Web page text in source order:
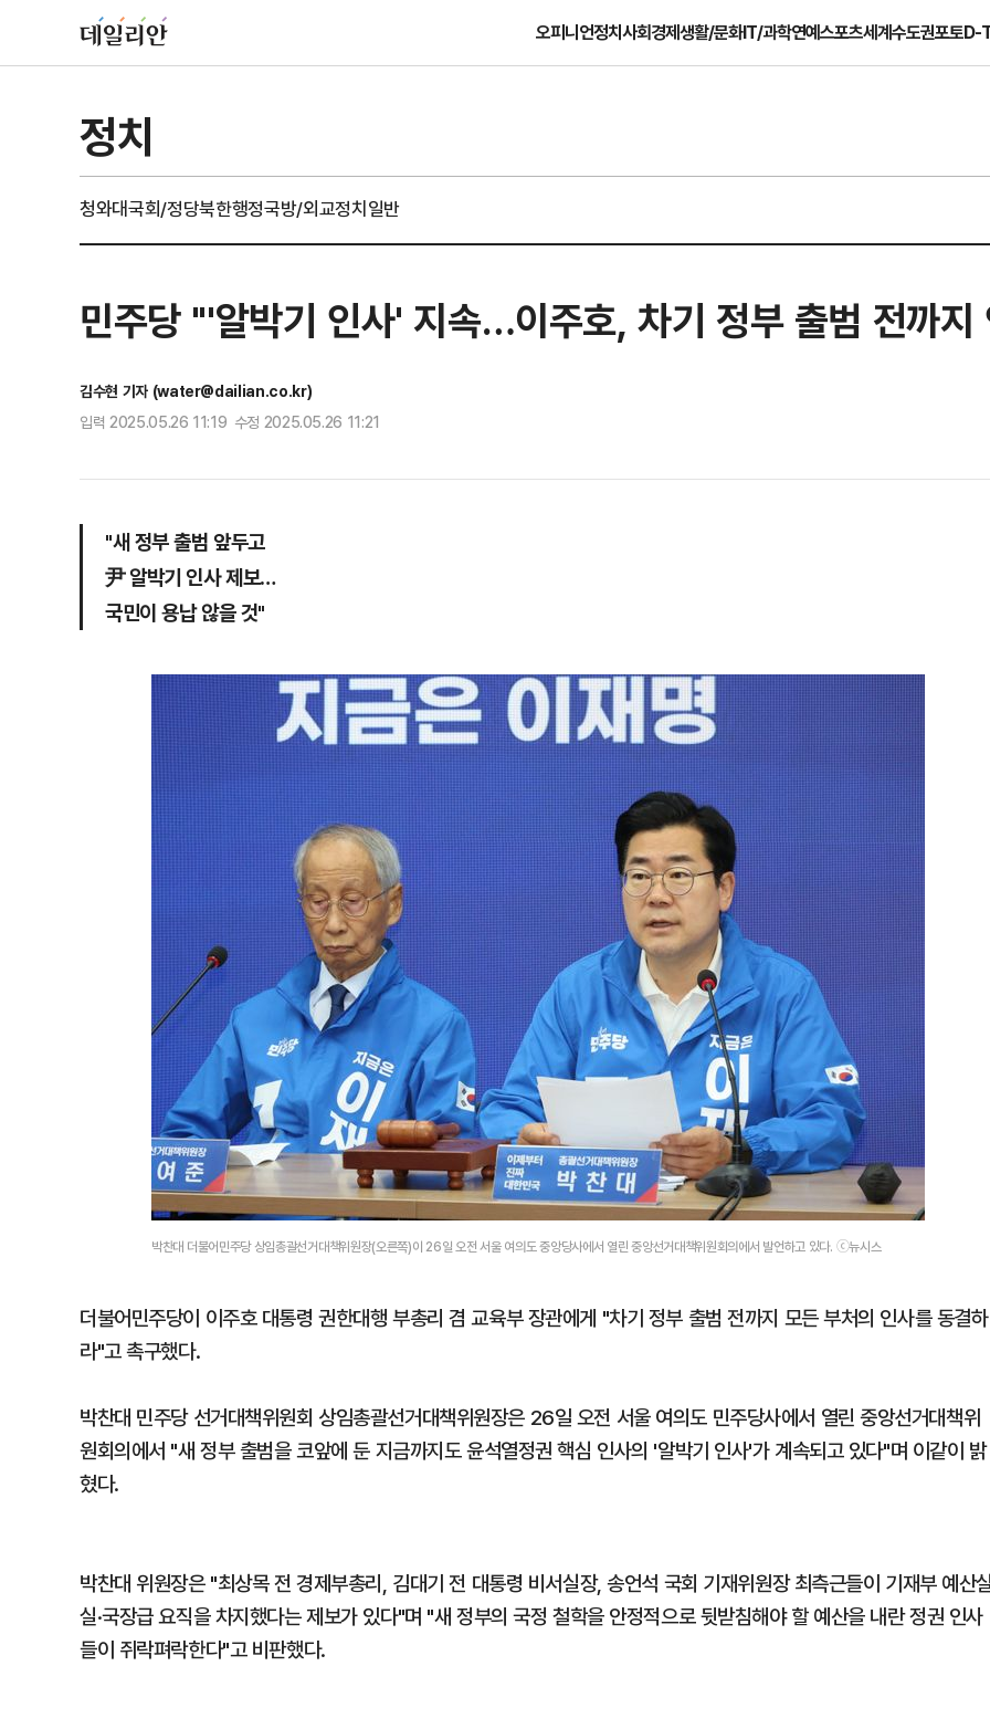
오피니언정치사회경제생활/문화IT/과학연예스포츠세계수도권포토D-
정치
청와대국회/정당북한행정국방/외교정치일반
민주당 "'알박기 인사' 지속…이주호, 차기 정부 출범 전까지
김수현 기자 (water@dailian.co.kr)
입력 2025.05.26 11:19 수정 2025.05.26 11:21
"새 정부 출범 앞두고
尹 알박기 인사 제보…
국민이 용납 않을 것"
박찬대 더불어민주당 상임총괄선거대책위원장(오른쪽)이 26일 오전 서울 여의도 중앙당사에서 열린 중앙선거대책위원회의에서 발언하고 있다. ⓒ뉴시스
더불어민주당이 이주호 대통령 권한대행 부총리 겸 교육부 장관에게 "차기 정부 출범 전까지 모든 부처의 인사를 동결하
라"고 촉구했다.
박찬대 민주당 선거대책위원회 상임총괄선거대책위원장은 26일 오전 서울 여의도 민주당사에서 열린 중앙선거대책위
원회의에서 "새 정부 출범을 코앞에 둔 지금까지도 윤석열정권 핵심 인사의 '알박기 인사'가 계속되고 있다"며 이같이 밝
혔다.
박찬대 위원장은 "최상목 전 경제부총리, 김대기 전 대통령 비서실장, 송언석 국회 기재위원장 최측근들이 기재부 예산
실·국장급 요직을 차지했다는 제보가 있다"며 "새 정부의 국정 철학을 안정적으로 뒷받침해야 할 예산을 내란 정권 인사
들이 쥐락펴락한다"고 비판했다.